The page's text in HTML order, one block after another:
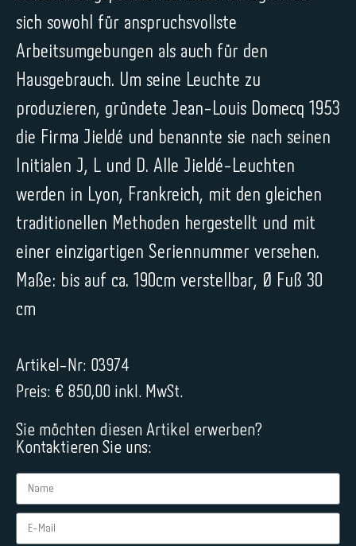
sich sowohl für anspruchsvollste
Arbeitsumgebungen als auch für den
Hausgebrauch. Um seine Leuchte zu
produzieren, gründete Jean-Louis Domecq 1953
die Firma Jieldé und benannte sie nach seinen
Initialen J, L und D. Alle Jieldé-Leuchten
werden in Lyon, Frankreich, mit den gleichen
traditionellen Methoden hergestellt und mit
einer einzigartigen Seriennummer versehen.
Maße: bis auf ca. 190cm verstellbar, Ø Fuß 30
cm
Artikel-Nr: 03974
Preis: € 850,00 inkl. MwSt.
Sie möchten diesen Artikel erwerben?
Kontaktieren Sie uns: